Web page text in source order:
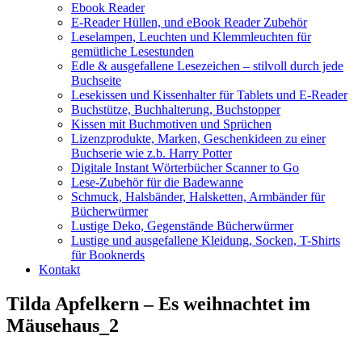
Ebook Reader
E-Reader Hüllen, und eBook Reader Zubehör
Leselampen, Leuchten und Klemmleuchten für
gemütliche Lesestunden
Edle & ausgefallene Lesezeichen – stilvoll durch jede
Buchseite
Lesekissen und Kissenhalter für Tablets und E-Reader
Buchstütze, Buchhalterung, Buchstopper
Kissen mit Buchmotiven und Sprüchen
Lizenzprodukte, Marken, Geschenkideen zu einer
Buchserie wie z.b. Harry Potter
Digitale Instant Wörterbücher Scanner to Go
Lese-Zubehör für die Badewanne
Schmuck, Halsbänder, Halsketten, Armbänder für
Bücherwürmer
Lustige Deko, Gegenstände Bücherwürmer
Lustige und ausgefallene Kleidung, Socken, T-Shirts
für Booknerds
Kontakt
Tilda Apfelkern – Es weihnachtet im
Mäusehaus_2